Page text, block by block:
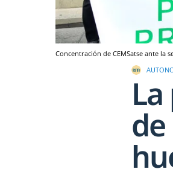
Concentración de CEMSatse ante la